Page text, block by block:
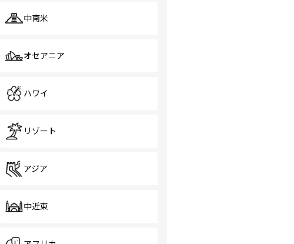
中南米
オセアニア
ハワイ
リゾート
アジア
中近東